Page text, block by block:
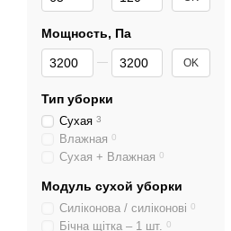
Мощность, Па
От Мощность, Па
До Мощность, Па OK
Тип уборки
Сухая 3
Влажная 0
Сухая + Влажная 0
Модуль сухой уборки
Силіконова / силіконові 0
Бічна щітка – 1 шт. 0